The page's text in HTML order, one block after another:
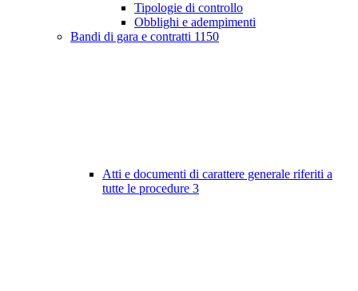
Tipologie di controllo
Obblighi e adempimenti
Bandi di gara e contratti 1150
Atti e documenti di carattere generale riferiti a
tutte le procedure 3